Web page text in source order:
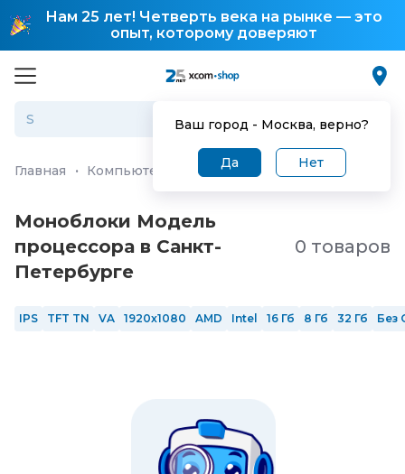
Нам 25 лет! Четверть века на рынке — это
опыт, которому доверяют
Ваш город - Москва, верно?
Да Нет
Главная · Компьютеры и ноутбуки Моноблоки
Моноблоки Модель
процессора в Санкт-
Петербургe
0 товаров
IPS TFT TN VA 1920x1080 AMD Intel 16 Гб 8 Гб 32 Гб Без